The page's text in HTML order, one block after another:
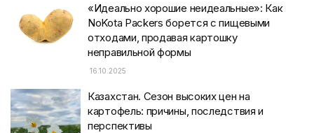
«Идеально хорошие неидеальные»: Как
NoKota Packers борется с пищевыми
отходами, продавая картошку
неправильной формы
16.10.2025
Казахстан. Сезон высоких цен на
картофель: причины, последствия и
перспективы